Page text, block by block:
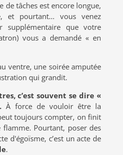
de tâches est encore longue,
et pourtant… vous venez
supplémentaire que votre
vous a demandé « en
ventre, une soirée amputée
qui grandit.
c’est souvent se dire «
À force de vouloir être la
toujours compter, on finit
Pourtant, poser des
d'égoïsme, c’est un acte de
.